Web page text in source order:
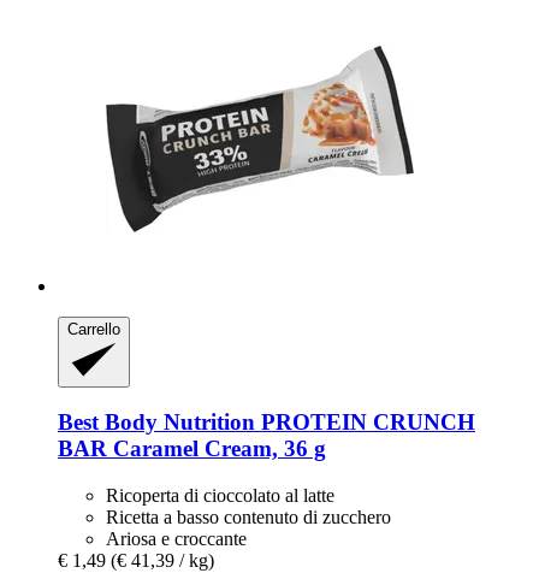
Carrello
Best Body Nutrition PROTEIN CRUNCH
BAR Caramel Cream, 36 g
Ricoperta di cioccolato al latte
Ricetta a basso contenuto di zucchero
Ariosa e croccante
€ 1,49 (€ 41,39 / kg)